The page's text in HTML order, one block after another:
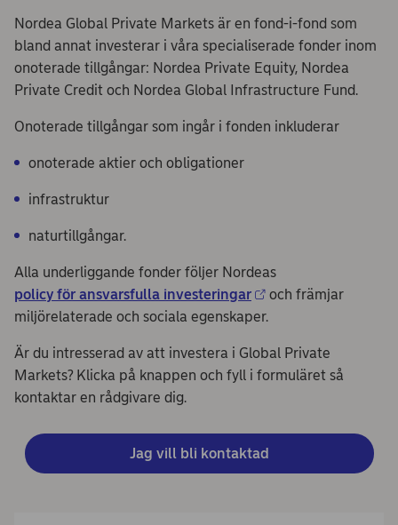
Nordea Global Private Markets är en fond-i-fond som
bland annat investerar i våra specialiserade fonder inom
onoterade tillgångar: Nordea Private Equity, Nordea
Private Credit och Nordea Global Infrastructure Fund.
Onoterade tillgångar som ingår i fonden inkluderar
onoterade aktier och obligationer
infrastruktur
naturtillgångar.
Alla underliggande fonder följer Nordeas
policy för ansvarsfulla investeringar
och främjar
miljörelaterade och sociala egenskaper.
Är du intresserad av att investera i Global Private
Markets? Klicka på knappen och fyll i formuläret så
kontaktar en rådgivare dig.
Jag vill bli kontaktad